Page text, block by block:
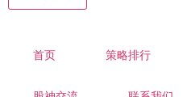
首页 策略排行